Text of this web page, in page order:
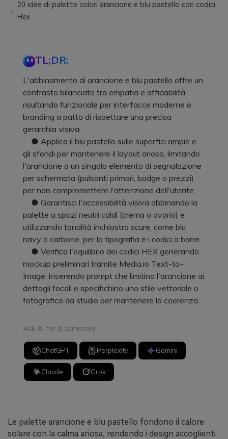
20 idee di palette colori arancione e blu pastello con codici
Hex
TL;DR:
L'abbinamento di arancione e blu pastello offre un
contrasto bilanciato tra empatia e affidabilità,
risultando funzionale per interfacce moderne e
branding a patto di rispettare una precisa
gerarchia visiva.
● Applica il blu pastello sulle superfici ampie e
gli sfondi per mantenere il layout arioso, limitando
l'arancione a un singolo elemento di segnalazione
per schermata (pulsanti primari, badge o prezzi)
per non compromettere l'attenzione dell'utente.
● Garantisci l'accessibilità visiva abbinando la
palette a spazi neutri caldi (crema o avorio) e
utilizzando tonalità inchiostro scure, come blu
navy o carbone, per la tipografia e i codici a barre.
● Verifica l'equilibrio dei codici HEX generando
mockup preliminari tramite Media.io Text-to-
Image, inserendo prompt che limitino l'arancione ai
dettagli focali e specifichino uno stile vettoriale o
fotografico da studio per mantenere la coerenza.
Ask AI for a summary
ChatGPT Perplexity Gemini
Claude Grok
Le palette arancione e blu pastello fondono il calore
solare con la calma ariosa, rendendo i design accoglienti